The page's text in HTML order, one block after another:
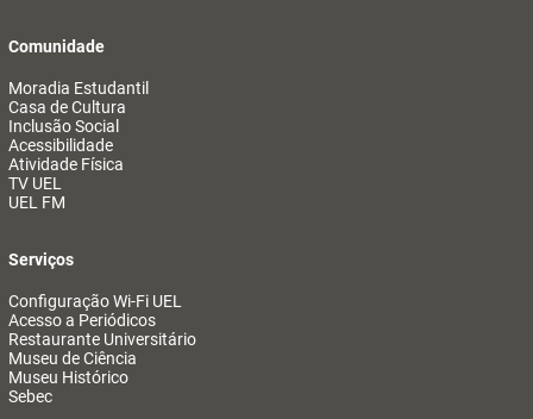
Comunidade
Moradia Estudantil
Casa de Cultura
Inclusão Social
Acessibilidade
Atividade Física
TV UEL
UEL FM
Serviços
Configuração Wi-Fi UEL
Acesso a Periódicos
Restaurante Universitário
Museu de Ciência
Museu Histórico
Sebec